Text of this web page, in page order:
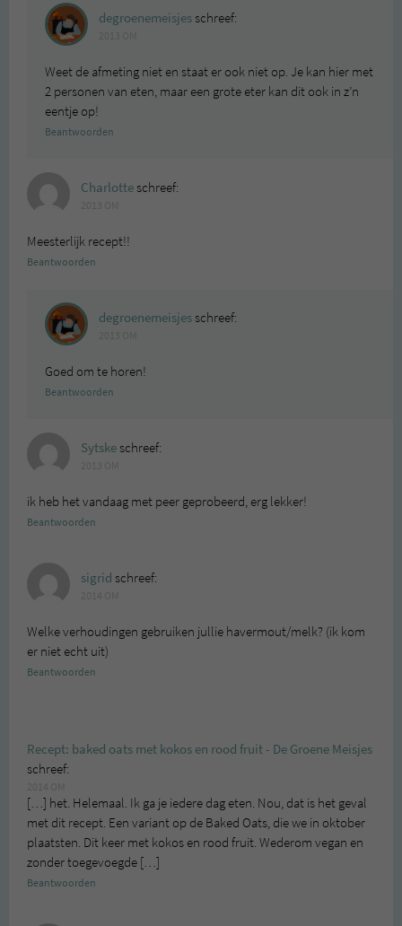
degroenemeisjesschreef:
Weet de afmeting niet en staat er ook niet op. Je kan hier met
2 personen van eten, maar een grote eter kan dit ook in z’n
eentje op!
Beantwoorden
Charlotteschreef:
Meesterlijk recept!!
Beantwoorden
degroenemeisjesschreef:
Goed om te horen!
Beantwoorden
Sytskeschreef:
ik heb het vandaag met peer geprobeerd, erg lekker!
Beantwoorden
sigrid schreef:
Welke verhoudingen gebruiken jullie havermout/melk? (ik kom
er niet echt uit)
Beantwoorden
Recept: baked oats met kokos en rood fruit - De Groene Meisjes
schreef:
[…] het. Helemaal. Ik ga je iedere dag eten. Nou, dat is het geval
met dit recept. Een variant op de Baked Oats, die we in oktober
plaatsten. Dit keer met kokos en rood fruit. Wederom vegan en
zonder toegevoegde […]
Beantwoorden